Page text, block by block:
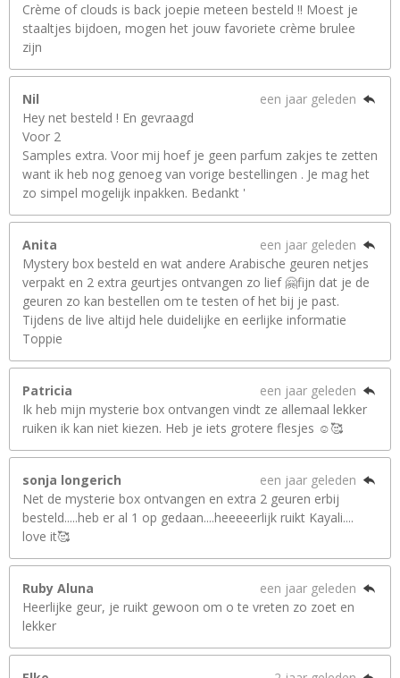
Crème of clouds is back joepie meteen besteld !! Moest je
staaltjes bijdoen, mogen het jouw favoriete crème brulee
zijn
Nil
een jaar geleden
Hey net besteld ! En gevraagd
Voor 2
Samples extra. Voor mij hoef je geen parfum zakjes te zetten
want ik heb nog genoeg van vorige bestellingen . Je mag het
zo simpel mogelijk inpakken. Bedankt '
Anita
een jaar geleden
Mystery box besteld en wat andere Arabische geuren netjes
verpakt en 2 extra geurtjes ontvangen zo lief 🤗fijn dat je de
geuren zo kan bestellen om te testen of het bij je past.
Tijdens de live altijd hele duidelijke en eerlijke informatie
Toppie
Patricia
een jaar geleden
Ik heb mijn mysterie box ontvangen vindt ze allemaal lekker
ruiken ik kan niet kiezen. Heb je iets grotere flesjes ☺️🥰
sonja longerich
een jaar geleden
Net de mysterie box ontvangen en extra 2 geuren erbij
besteld.....heb er al 1 op gedaan....heeeeerlijk ruikt Kayali....
love it🥰
Ruby Aluna
een jaar geleden
Heerlijke geur, je ruikt gewoon om o te vreten zo zoet en
lekker